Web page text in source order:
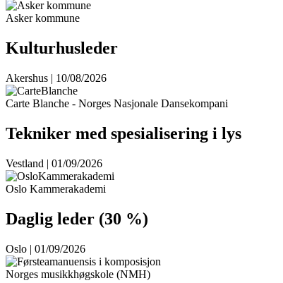
Asker kommune
Kulturhusleder
Akershus | 10/08/2026
Carte Blanche - Norges Nasjonale Dansekompani
Tekniker med spesialisering i lys
Vestland | 01/09/2026
Oslo Kammerakademi
Daglig leder (30 %)
Oslo | 01/09/2026
Norges musikkhøgskole (NMH)